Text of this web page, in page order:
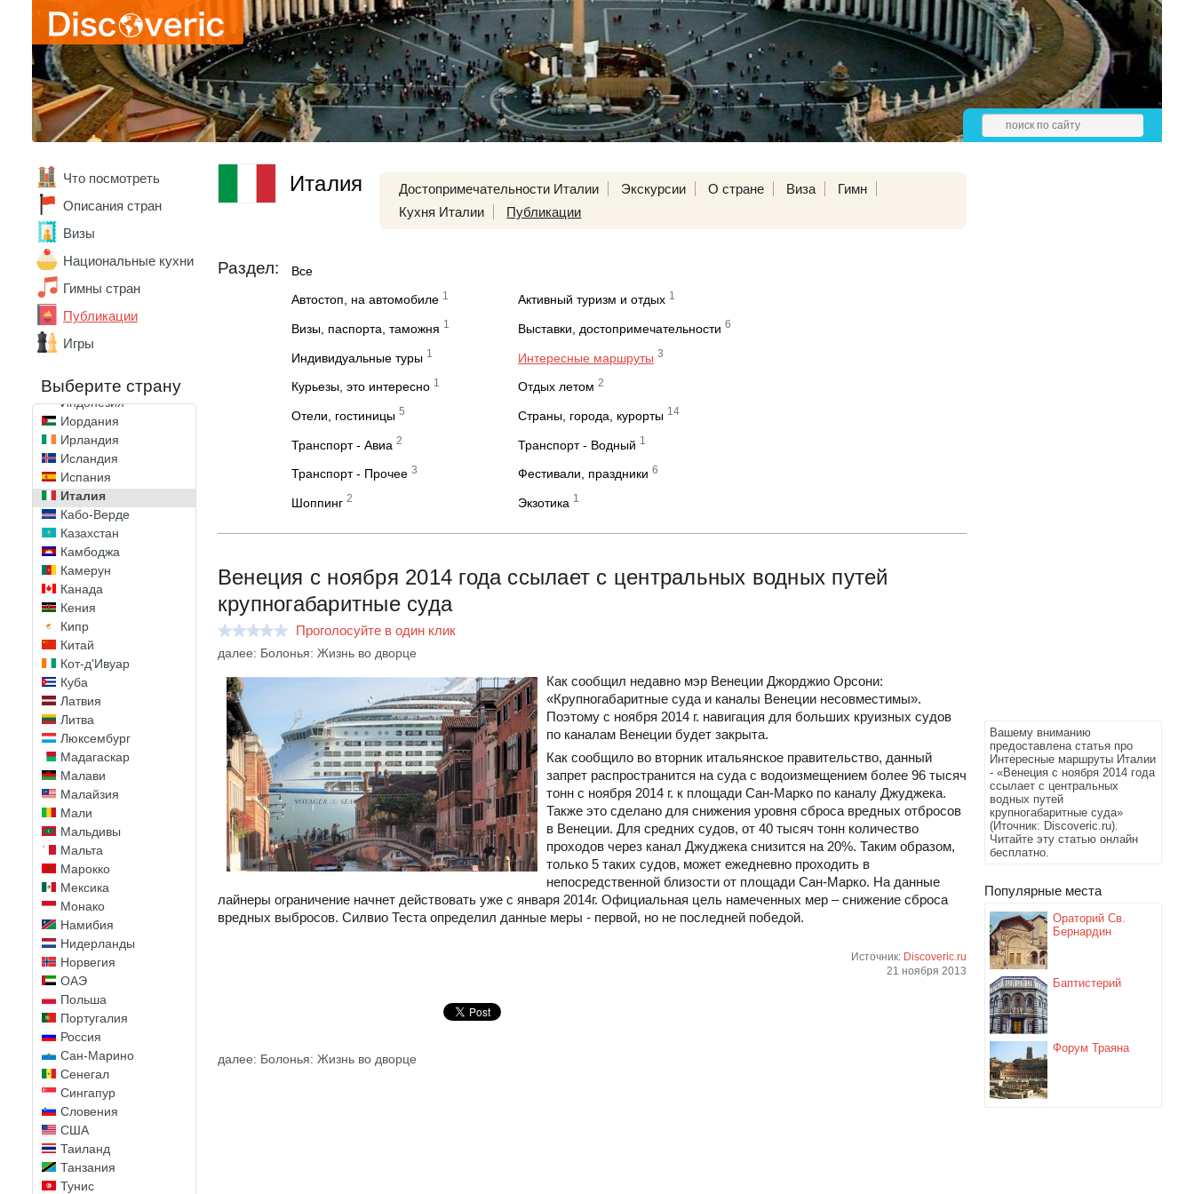
Что посмотреть
Описания стран
Визы
Национальные кухни
Гимны стран
Публикации
Игры
Выберите страну
Боливия
Бразилия
Ватикан
Великобритания
Венгрия
Венесуэла
Вьетнам
Габон
Германия
Грузия
Дания
Доминика
Доминикана
Египет
Замбия
Зимбабве
Индия
Индонезия
Иордания
Ирландия
Исландия
Испания
Италия
Кабо-Верде
Казахстан
Камбоджа
Камерун
Канада
Кения
Кипр
Китай
Кот-д'Ивуар
Куба
Латвия
Литва
Люксембург
Мадагаскар
Малави
Малайзия
Мали
Мальдивы
Мальта
Марокко
Мексика
Монако
Намибия
Нидерланды
Норвегия
ОАЭ
Польша
Португалия
Россия
Сан-Марино
Сенегал
Сингапур
Словения
США
Таиланд
Танзания
Тунис
Вашему вниманию
предоставлена статья про
Интересные маршруты Италии
- «Венеция с ноября 2014 года
ссылает с центральных
водных путей
крупногабаритные суда»
(Иточник: Discoveric.ru).
Читайте эту статью онлайн
бесплатно.
Популярные места
Ораторий Св.
Бернардин
Баптистерий
Форум Траяна
Италия Достопримечательности Италии Экскурсии О стране Виза
Гимн
Кухня Италии
Публикации
Раздел: Все
Автостоп, на автомобиле 1 Активный туризм и отдых 1
Визы, паспорта, таможня 1 Выставки, достопримечательности 6
Индивидуальные туры 1 Интересные маршруты 3
Курьезы, это интересно 1 Отдых летом 2
Отели, гостиницы 5 Страны, города, курорты 14
Транспорт - Авиа 2 Транспорт - Водный 1
Транспорт - Прочее 3 Фестивали, праздники 6
Шоппинг 2 Экзотика 1
Венеция с ноября 2014 года ссылает с центральных водных путей
крупногабаритные суда
Проголосуйте в один клик
далее: Болонья: Жизнь во дворце
Как сообщил недавно мэр Венеции Джорджио Орсони:
«Крупногабаритные суда и каналы Венеции несовместимы».
Поэтому с ноября 2014 г. навигация для больших круизных судов
по каналам Венеции будет закрыта.
Как сообщило во вторник итальянское правительство, данный
запрет распространится на суда с водоизмещением более 96 тысяч
тонн с ноября 2014 г. к площади Сан-Марко по каналу Джуджека.
Также это сделано для снижения уровня сброса вредных отбросов
в Венеции. Для средних судов, от 40 тысяч тонн количество
проходов через канал Джуджека снизится на 20%. Таким образом,
только 5 таких судов, может ежедневно проходить в
непосредственной близости от площади Сан-Марко. На данные
лайнеры ограничение начнет действовать уже с января 2014г. Официальная цель намеченных мер – снижение сброса
вредных выбросов. Силвио Теста определил данные меры - первой, но не последней победой.
Источник: Discoveric.ru
21 ноября 2013
далее: Болонья: Жизнь во дворце